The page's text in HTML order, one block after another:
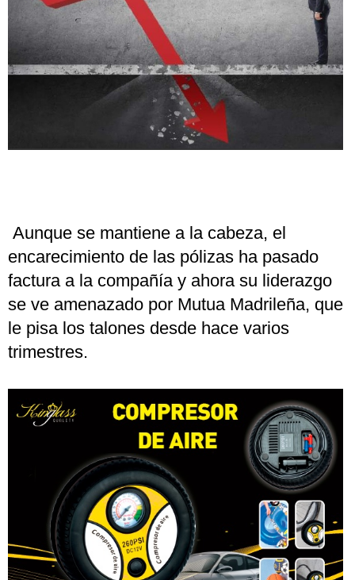
Aunque se mantiene a la cabeza, el
encarecimiento de las pólizas ha pasado
factura a la compañía y ahora su liderazgo
se ve amenazado por Mutua Madrileña, que
le pisa los talones desde hace varios
trimestres.